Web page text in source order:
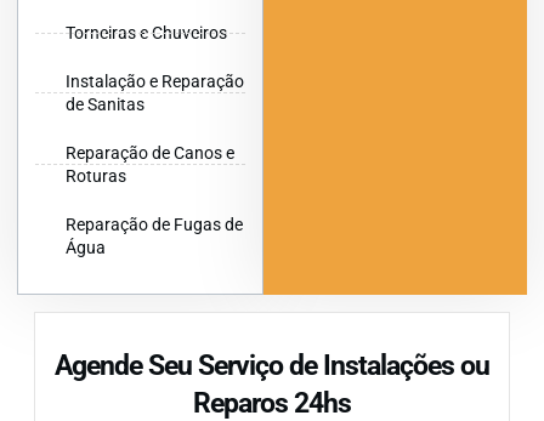
Torneiras e Chuveiros
Instalação e Reparação
de Sanitas
Reparação de Canos e
Roturas
Reparação de Fugas de
Água
Agende Seu Serviço de Instalações ou
Reparos 24hs